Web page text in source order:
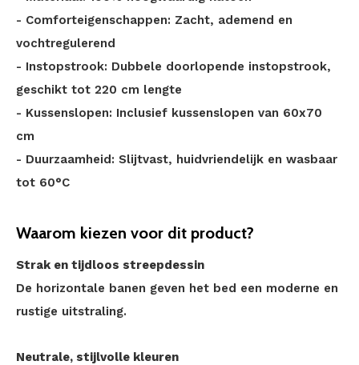
- Comforteigenschappen: Zacht, ademend en
vochtregulerend
- Instopstrook: Dubbele doorlopende instopstrook,
geschikt tot 220 cm lengte
- Kussenslopen: Inclusief kussenslopen van 60x70
cm
- Duurzaamheid: Slijtvast, huidvriendelijk en wasbaar
tot 60°C
Waarom kiezen voor dit product?
Strak en tijdloos streepdessin
De horizontale banen geven het bed een moderne en
rustige uitstraling.
Neutrale, stijlvolle kleuren